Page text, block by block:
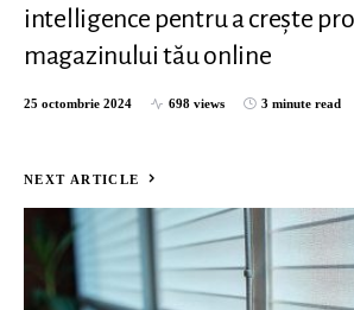
intelligence pentru a crește
magazinului tău online
25 octombrie 2024 698 views 3 minute read
NEXT ARTICLE